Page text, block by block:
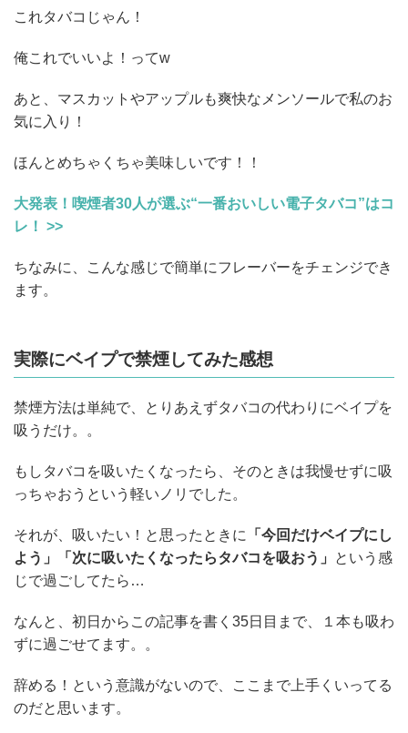
これタバコじゃん！
俺これでいいよ！ってw
あと、マスカットやアップルも爽快なメンソールで私のお
気に入り！
ほんとめちゃくちゃ美味しいです！！
大発表！喫煙者30人が選ぶ“一番おいしい電子タバコ”はコ
レ！ >>
ちなみに、こんな感じで簡単にフレーバーをチェンジでき
ます。
実際にベイプで禁煙してみた感想
禁煙方法は単純で、とりあえずタバコの代わりにベイプを
吸うだけ。。
もしタバコを吸いたくなったら、そのときは我慢せずに吸
っちゃおうという軽いノリでした。
それが、吸いたい！と思ったときに
「今回だけベイプにし
よう」「次に吸いたくなったらタバコを吸おう」
という感
じで過ごしてたら…
なんと、初日からこの記事を書く35日目まで、１本も吸わ
ずに過ごせてます。。
辞める！という意識がないので、ここまで上手くいってる
のだと思います。